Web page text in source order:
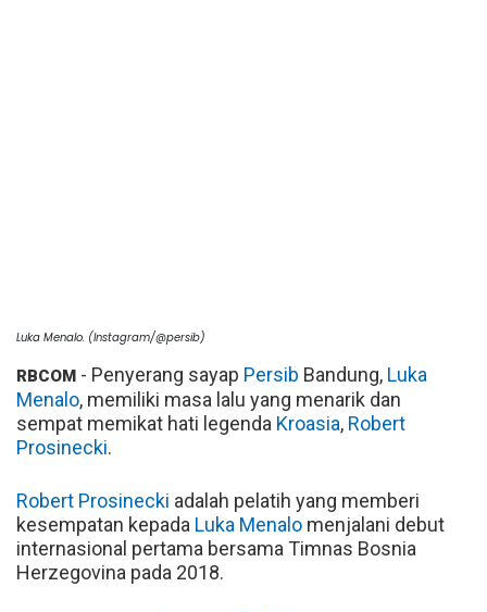
Luka Menalo. (Instagram/@persib)
RBCOM - Penyerang sayap Persib Bandung, Luka
Menalo, memiliki masa lalu yang menarik dan
sempat memikat hati legenda Kroasia, Robert
Prosinecki.
Robert Prosinecki adalah pelatih yang memberi
kesempatan kepada Luka Menalo menjalani debut
internasional pertama bersama Timnas Bosnia
Herzegovina pada 2018.